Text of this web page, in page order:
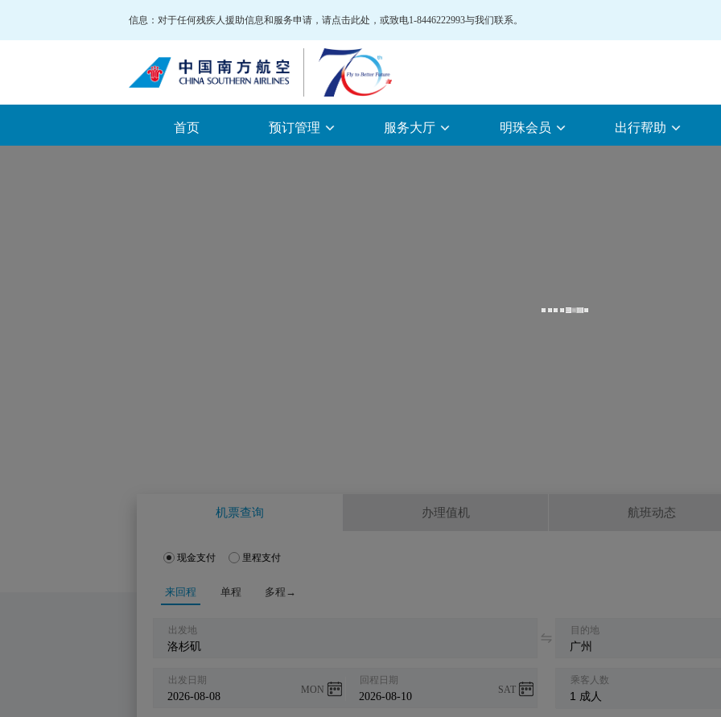
信息：对于任何残疾人援助信息和服务申请，请点击此处，或致电1-8446222993与我们联系。
首页 预订管理 服务大厅 明珠会员 出行帮助
机票查询 办理值机 航班动态
现金支付 里程支付
来回程 单程 多程→
出发地 目的地
出发日期
MON
回程日期
SAT
乘客人数